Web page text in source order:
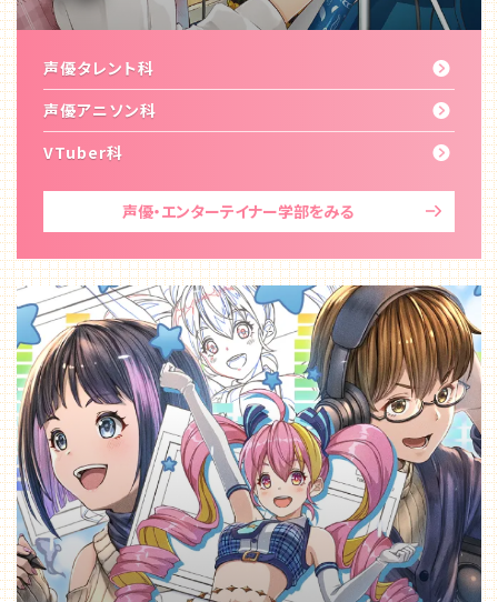
代アニグループサイト
声優タレント科
声優アニソン科
VTuber科
声優・エンターテイナー学部をみる